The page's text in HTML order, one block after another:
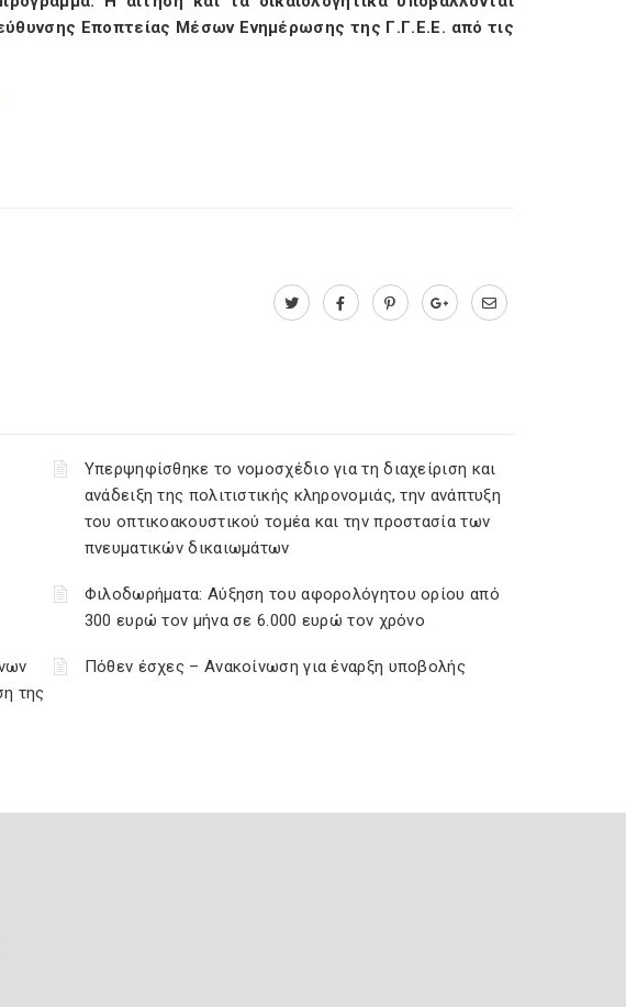
Εποπτείας Μέσων Ενημέρωσης της Γ.Γ.Ε.Ε. από τις
Υπερψηφίσθηκε το νομοσχέδιο για τη διαχείριση και
ανάδειξη της πολιτιστικής κληρονομιάς, την ανάπτυξη
του οπτικοακουστικού τομέα και την προστασία των
πνευματικών δικαιωμάτων
Φιλοδωρήματα: Αύξηση του αφορολόγητου ορίου από
300 ευρώ τον μήνα σε 6.000 ευρώ τον χρόνο
της
Πόθεν έσχες – Ανακοίνωση για έναρξη υποβολής